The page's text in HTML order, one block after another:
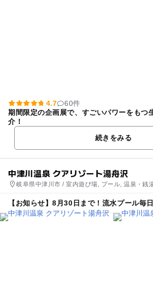
4.7
60件
期間限定の企画展で、すごいパワーをもつ
介！
続きをみる
中津川温泉 クアリゾート湯舟沢
岐阜県中津川市 / 室内遊び場, プール, 温泉・銭
【お知らせ】8月30日まで！流水プール毎